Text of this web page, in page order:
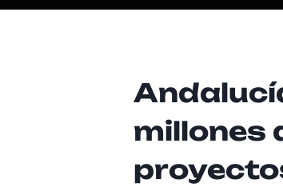
millones